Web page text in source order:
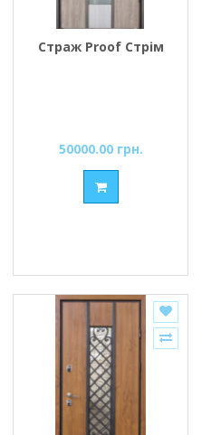
Страж Proof Стрім
50000.00 грн.